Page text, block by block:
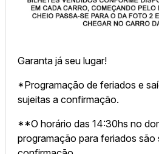
Garanta já seu lugar!
*Programação de feriados e
sujeitas a confirmação.
**O horário das 14:30hs no
programação para feriados são